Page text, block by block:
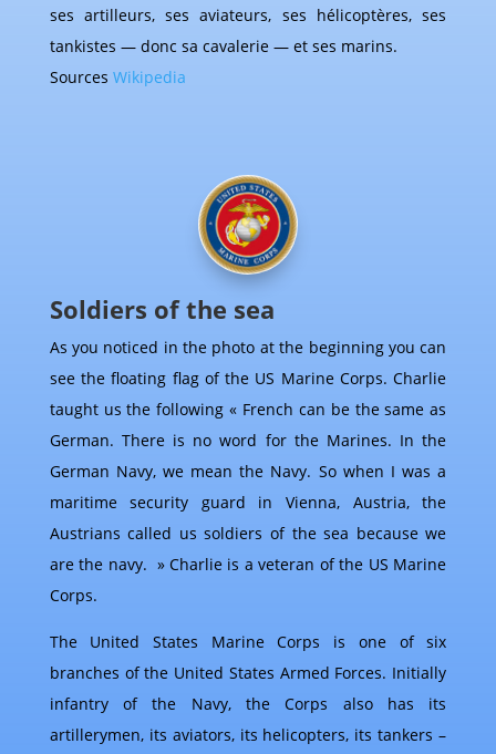
ses artilleurs, ses aviateurs, ses hélicoptères, ses
tankistes — donc sa cavalerie — et ses marins.
Sources Wikipedia
Soldiers of the sea
As you noticed in the photo at the beginning you can
see the floating flag of the US Marine Corps. Charlie
taught us the following « French can be the same as
German. There is no word for the Marines. In the
German Navy, we mean the Navy. So when I was a
maritime security guard in Vienna, Austria, the
Austrians called us soldiers of the sea because we
are the navy. » Charlie is a veteran of the US Marine
Corps.
The United States Marine Corps is one of six
branches of the United States Armed Forces. Initially
infantry of the Navy, the Corps also has its
artillerymen, its aviators, its helicopters, its tankers –